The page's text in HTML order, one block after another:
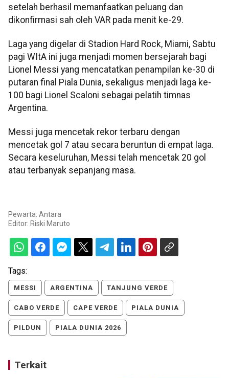
setelah berhasil memanfaatkan peluang dan
dikonfirmasi sah oleh VAR pada menit ke-29.
Laga yang digelar di Stadion Hard Rock, Miami, Sabtu
pagi WItA ini juga menjadi momen bersejarah bagi
Lionel Messi yang mencatatkan penampilan ke-30 di
putaran final Piala Dunia, sekaligus menjadi laga ke-
100 bagi Lionel Scaloni sebagai pelatih timnas
Argentina.
Messi juga mencetak rekor terbaru dengan
mencetak gol 7 atau secara beruntun di empat laga.
Secara keseluruhan, Messi telah mencetak 20 gol
atau terbanyak sepanjang masa.
Pewarta: Antara
Editor: Riski Maruto
Tags:
MESSI ARGENTINA TANJUNG VERDE
CABO VERDE CAPE VERDE PIALA DUNIA
PILDUN PIALA DUNIA 2026
Terkait